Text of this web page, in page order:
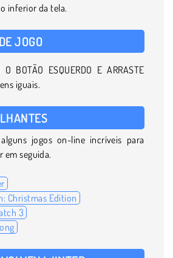
inferior da tela.
JOGO
O BOTÃO ESQUERDO E ARRASTE
iguais.
jogos on-line incríveis para
em seguida.
Christmas Edition
3